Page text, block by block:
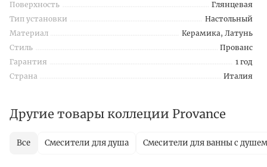
Поверхность
Глянцевая
Тип установки
Настольный
Материал
Керамика, Латунь
Стиль
Прованс
Гарантия
1 год
Страна
Италия
Другие товары коллеции Provance
Все Смесители для душа Смесители для ванны с душем